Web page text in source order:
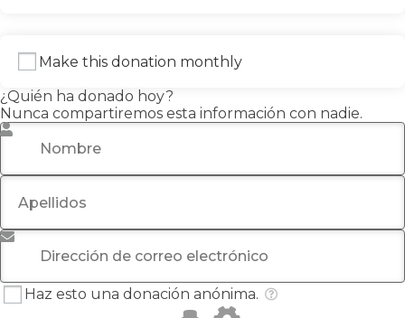
Make this donation monthly
¿Quién ha donado hoy?
Nunca compartiremos esta información con nadie.
Nombre
Apellidos
Dirección de correo electrónico
Haz esto una donación anónima.